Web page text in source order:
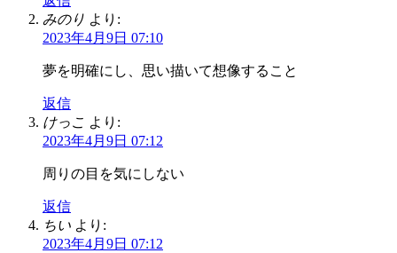
みのり より:
2023年4月9日 07:10
夢を明確にし、思い描いて想像すること
返信
けっこ より:
2023年4月9日 07:12
周りの目を気にしない
返信
ちい より:
2023年4月9日 07:12